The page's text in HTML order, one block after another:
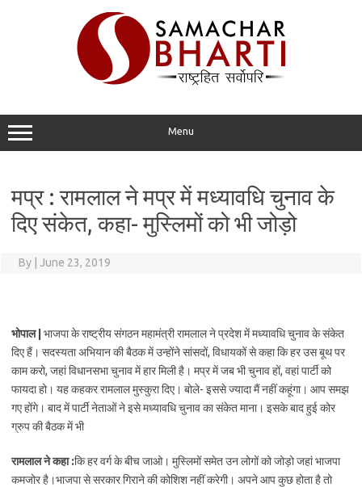
Menu
मप्र : रामलाल ने मप्र में मध्यावधि चुनाव के
दिए संकेत, कहा- मुस्लिमों को भी जोड़ो
By June 23, 2019
भोपाल | भाजपा के राष्ट्रीय संगठन महामंत्री रामलाल ने प्रदेश में मध्यावधि चुनाव के संकेत
दिए हैं। सदस्यता अभियान की बैठक में उन्होंने सांसदों, विधायकों से कहा कि हर उस बूथ पर
काम करो, जहां विधानसभा चुनाव में हार मिली है। मप्र में जब भी चुनाव हों, वहां पार्टी को
फायदा हो। यह कहकर रामलाल मुस्कुरा दिए। बोले- इससे ज्यादा मैं नहीं कहूंगा। आप समझ
गए होंगे। बाद में पार्टी नेताओं ने इसे मध्यावधि चुनाव का संकेत माना। इसके बाद हुई कोर
ग्रुप की बैठक में भी
रामलाल ने कहा :कि हर वर्ग के बीच जाओ। मुस्लिमों समेत उन लोगों को जोड़ो जहां भाजपा
कमजोर है।भाजपा से सरकार गिराने की कोशिश नहीं करेगी। अपने आप कुछ होता है तो